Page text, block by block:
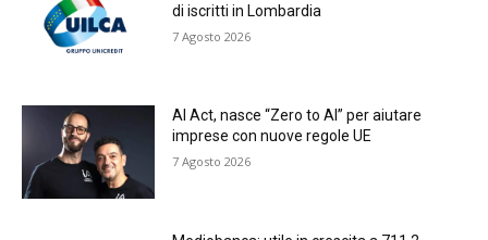
di iscritti in Lombardia
7 Agosto 2026
AI Act, nasce “Zero to AI” per aiutare
imprese con nuove regole UE
7 Agosto 2026